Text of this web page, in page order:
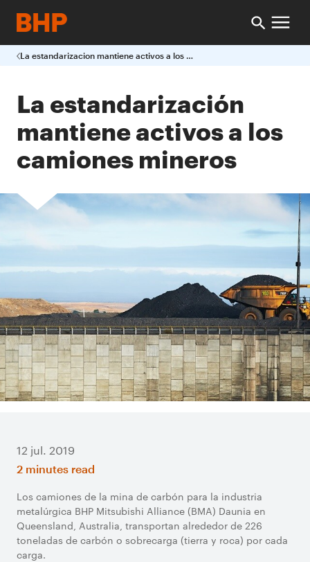
La estandarizacion mantiene activos a los camiones mineros
La estandarización
mantiene activos a los
camiones mineros
12 jul. 2019
2 minutes read
Los camiones de la mina de carbón para la industria
metalúrgica BHP Mitsubishi Alliance (BMA) Daunia en
Queensland, Australia, transportan alrededor de 226
toneladas de carbón o sobrecarga (tierra y roca) por cada
carga.